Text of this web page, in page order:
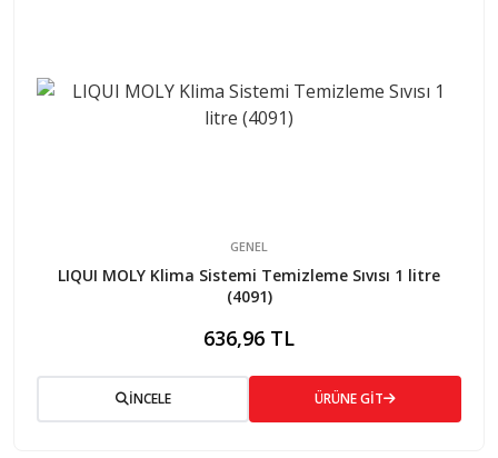
GENEL
LIQUI MOLY Klima Sistemi Temizleme Sıvısı 1 litre
(4091)
636,96 TL
İNCELE ÜRÜNE GİT